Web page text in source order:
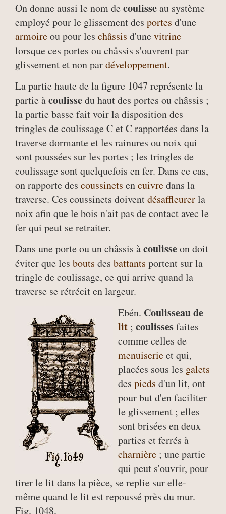
On donne aussi le nom decoulisseau système
employé pour le glissement des portes d'une
armoireou pour les châssis d'unevitrine
lorsque ces portes ou châssis s'ouvrent par
glissement et non pardéveloppement.
La partie haute de la figure 1047 représente la
partie àcoulissedu haut des portes ou châssis ;
la partie basse fait voir la disposition des
tringles de coulissage C et C rapportées dans la
traverse dormante et les rainures ou noix qui
sont poussées sur les portes ; les tringles de
coulissage sont quelquefois en fer. Dans ce cas,
on rapporte des coussinets encuivredans la
traverse. Ces coussinets doiventdésaffleurerla
noix afin que le bois n'ait pas de contact avec le
fer qui peut se retraiter.
Dans une porte ou un châssis àcoulisseon doit
éviter que les bouts des battants portent sur la
tringle de coulissage, ce qui arrive quand la
traverse se rétrécit en largeur.
Ebén. Coulisseau de
lit ; coulissesfaites
comme celles de
menuiserieet qui,
placées sous les galets
des pieds d'un lit, ont
pour but d'en faciliter
le glissement ; elles
sont brisées en deux
parties et ferrés à
charnière ; une partie
qui peut s'ouvrir, pour
tirer le lit dans la pièce, se replie sur elle-
même quand le lit est repoussé près du mur.
Fig. 1048.